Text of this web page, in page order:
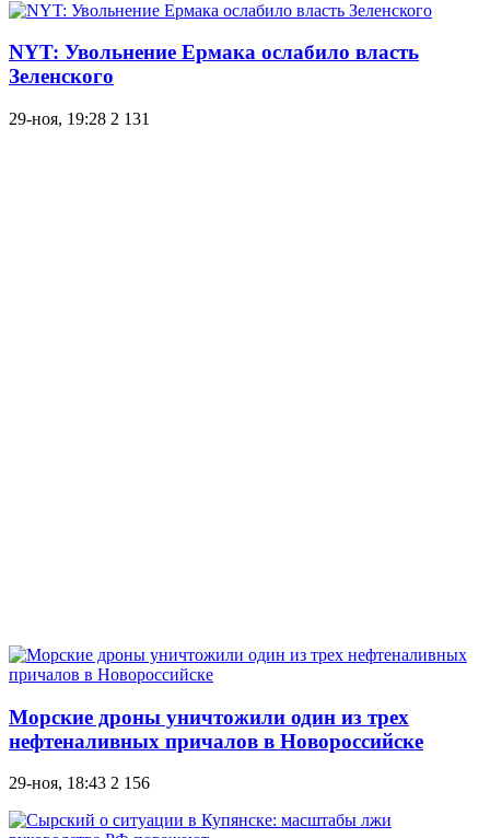
NYT: Увольнение Ермака ослабило власть
Зеленского
29-ноя, 19:28 2 131
Морские дроны уничтожили один из трех
нефтеналивных причалов в Новороссийске
29-ноя, 18:43 2 156